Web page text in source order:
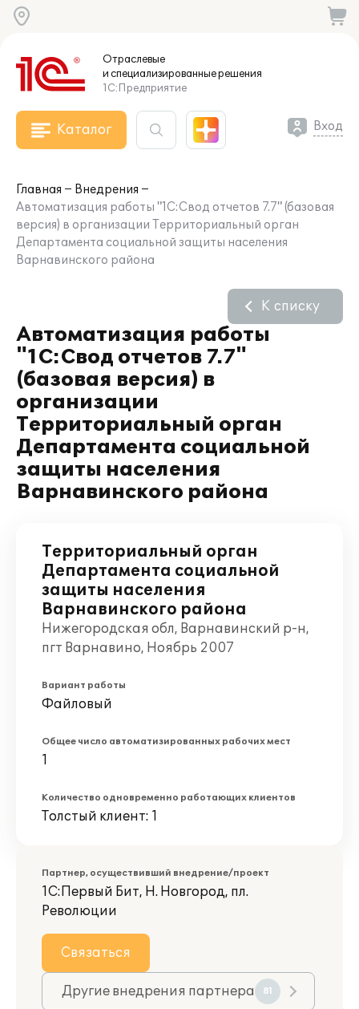
Отраслевые
и специализированныерешения
1С:Предприятие
Каталог Вход
Главная
Внедрения
Автоматизация работы "1С:Свод отчетов 7.7" (базовая
версия) в организации Территориальный орган
Департамента социальной защиты населения
Варнавинского района
Автоматизация работы
"1С:Свод отчетов 7.7"
(базовая версия) в
организации
Территориальный орган
Департамента социальной
защиты населения
Варнавинского района
К списку
Территориальный орган
Департамента социальной
защиты населения
Варнавинского района
Нижегородская обл, Варнавинский р-н,
пгт Варнавино, Ноябрь 2007
Вариант работы
Файловый
Общее число автоматизированных рабочих мест
1
Количество одновременно работающих клиентов
Толстый клиент: 1
Партнер, осуществивший внедрение/проект
1С:Первый Бит, Н. Новгород, пл.
Революции
Связаться
Другие внедрения партнера 81